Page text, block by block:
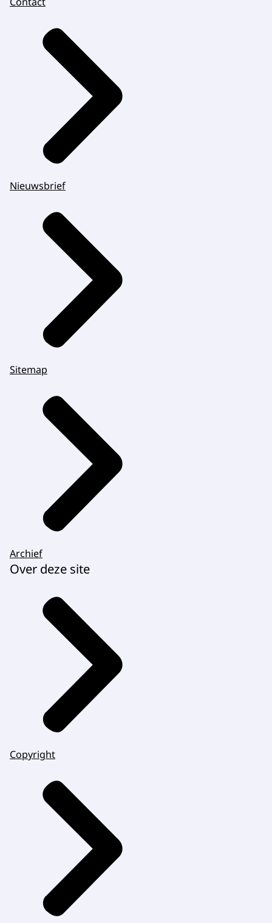
Nieuwsbrief
Sitemap
Archief
Over deze site
Copyright